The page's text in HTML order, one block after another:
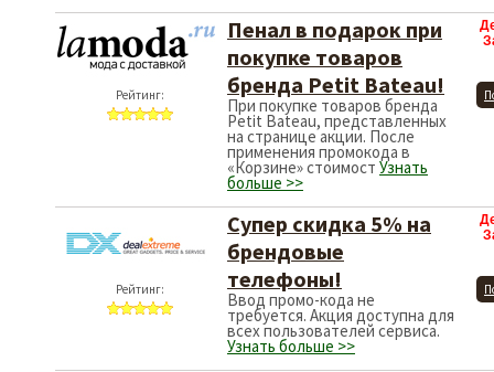
Рейтинг:
Пенал в подарок при
покупке товаров
бренда Petit Bateau!
При покупке товаров бренда
Petit Bateau, представленных
на странице акции. После
применения промокода в
«Корзине» стоимост Узнать
больше >>
Рейтинг:
Супер скидка 5% на
брендовые
телефоны!
Ввод промо-кода не
требуется. Акция доступна для
всех пользователей сервиса.
Узнать больше >>